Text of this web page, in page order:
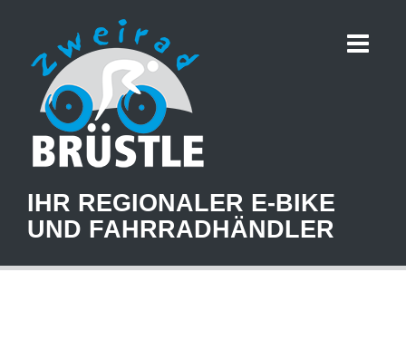
IHR REGIONALER E-BIKE
UND FAHRRADHÄNDLER